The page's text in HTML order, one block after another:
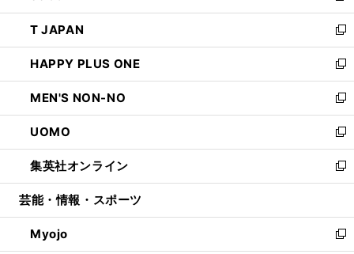
開
く
ウ
で
開
く
ン
ド
ウ
で
開
く
ウ
ィ
ン
ド
ウ
で
開
く
し
い
ウ
ィ
ン
ド
ウ
で
開
く
T JAPAN
新
し
い
ウ
ィ
ン
ド
ウ
で
開
HAPPY PLUS ONE
新
し
い
ウ
ィ
ン
ド
ウ
開
く
MEN'S NON-NO
新
し
い
ウ
ィ
ン
ウ
で
開
UOMO
新
し
い
ウ
ン
ド
集英社オンライン
新
し
ウ
ィ
芸能・情報・スポーツ
Myojo
新